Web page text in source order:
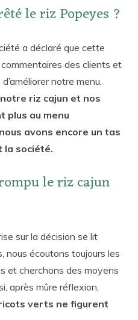
le riz Popeyes ?
a déclaré que cette
des clients et
notre menu.
notre riz cajun et nos
plus au menu
avons encore un tas
la société.
le riz cajun
sur la décision se lit
nous écoutons toujours les
et cherchons des moyens
après mûre réflexion,
verts ne figurent